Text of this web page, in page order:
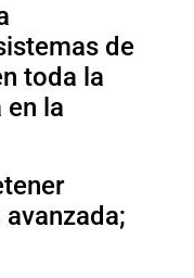
de
toda la
en la